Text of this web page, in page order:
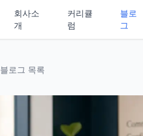
회사소
개
커리큘
럼
블로
그
블로그 목록